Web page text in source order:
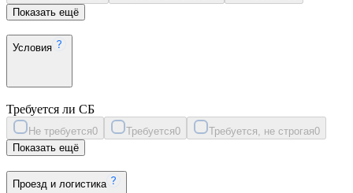
Показать ещё
Условия
Требуется ли СБ
Не требуется0 Требуется0 Требуется, не строгая0
Показать ещё
Проезд и логистика